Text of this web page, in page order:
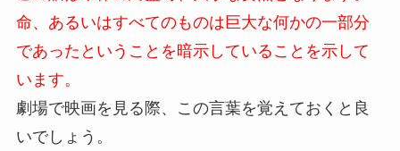
命、あるいはすべてのものは巨大な何かの一部分
であったということを暗示していることを示して
います。
劇場で映画を見る際、この言葉を覚えておくと良
いでしょう。